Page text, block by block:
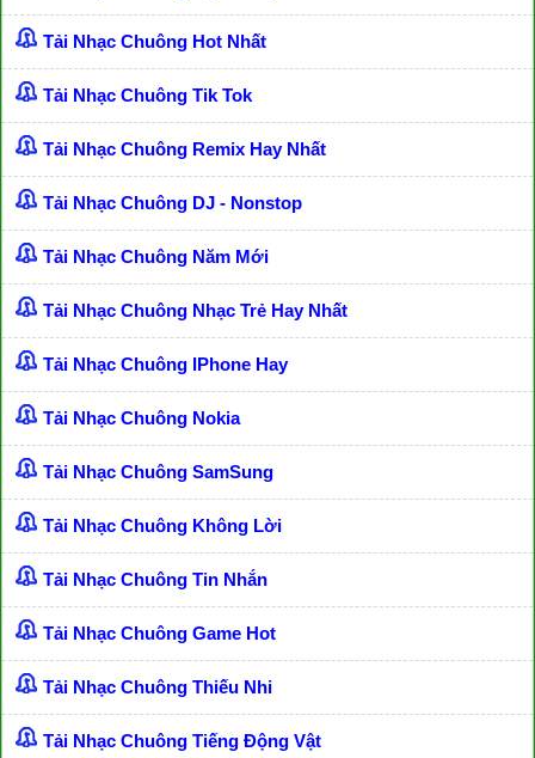
Tải Nhạc Chuông Hot Nhất
Tải Nhạc Chuông Tik Tok
Tải Nhạc Chuông Remix Hay Nhất
Tải Nhạc Chuông DJ - Nonstop
Tải Nhạc Chuông Năm Mới
Tải Nhạc Chuông Nhạc Trẻ Hay Nhất
Tải Nhạc Chuông IPhone Hay
Tải Nhạc Chuông Nokia
Tải Nhạc Chuông SamSung
Tải Nhạc Chuông Không Lời
Tải Nhạc Chuông Tin Nhắn
Tải Nhạc Chuông Game Hot
Tải Nhạc Chuông Thiếu Nhi
Tải Nhạc Chuông Tiếng Động Vật